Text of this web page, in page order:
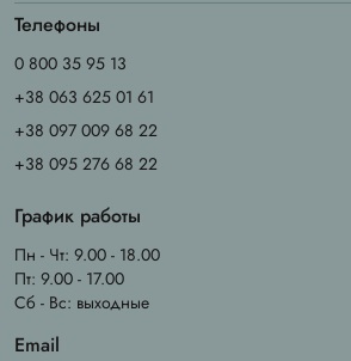
Телефоны
0 800 35 95 13
+38 063 625 01 61
+38 097 009 68 22
+38 095 276 68 22
График работы
Пн - Чт: 9.00 - 18.00
Пт: 9.00 - 17.00
Сб - Вс: выходные
Email